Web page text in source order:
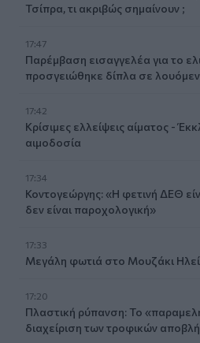
Τσίπρα, τι ακριβώς σημαίνουν ;
17:47
Παρέμβαση εισαγγελέα για το
προσγειώθηκε δίπλα σε
17:42
Κρίσιμες ελλείψεις αίματος -
αιμοδοσία
17:34
Κοντογεώργης: «Η φετινή ΔΕΘ
δεν είναι παροχολογική»
17:33
Μεγάλη φωτιά στο Μουζάκι
17:20
Πλαστική ρύπανση: Το
διαχείριση των τροφικών